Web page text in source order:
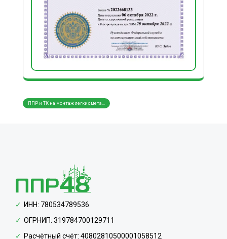
ППР и ТК на монтаж легких мета...
ППР и ТК на монтаж металлическ...
ИНН: 780534789536
ОГРНИП: 319784700129711
Расчётный счёт: 40802810500001058512